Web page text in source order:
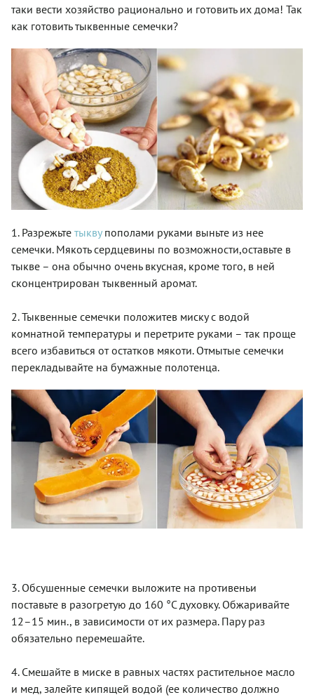
таки вести хозяйство рационально и готовить их дома! Так
как готовить тыквенные семечки?
1. Разрежьте тыквупополами руками выньте из нее
семечки. Мякоть сердцевины по возможности,оставьте в
тыкве – она обычно очень вкусная, кроме того, в ней
сконцентрирован тыквенный аромат.
2. Тыквенные семечки положитев миску с водой
комнатной температуры и перетрите руками – так проще
всего избавиться от остатков мякоти. Отмытые семечки
перекладывайте на бумажные полотенца.
3. Обсушенные семечки выложите на противеньи
поставьте в разогретую до 160 °С духовку. Обжаривайте
12–15 мин., в зависимости от их размера. Пару раз
обязательно перемешайте.
4. Смешайте в миске в равных частях растительное масло
и мед, залейте кипящей водой (ее количество должно